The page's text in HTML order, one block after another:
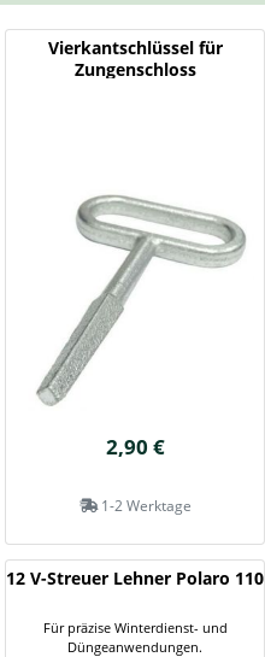
Vierkantschlüssel für
Zungenschloss
2,90 €
1-2 Werktage
12 V-Streuer Lehner Polaro 110
Für präzise Winterdienst- und
Düngeanwendungen.